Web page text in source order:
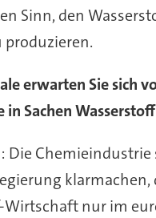
Sinn, den
produzieren.
erwarten Sie sich
Sachen
Die Chemieindustrie
klarmachen,
Wirtschaft nur im